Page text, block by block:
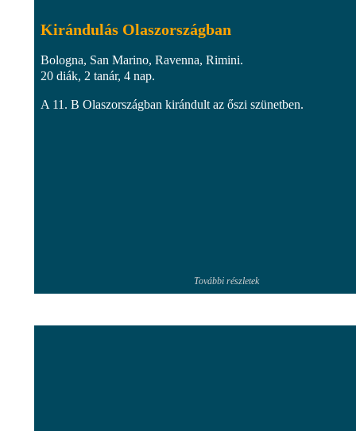
Kirándulás Olaszországban
Bologna, San Marino, Ravenna, Rimini.
20 diák, 2 tanár, 4 nap.
A 11. B Olaszországban kirándult az őszi szünetben.
További részletek